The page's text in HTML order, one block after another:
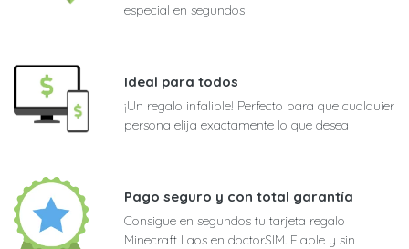
especial en segundos
Ideal para todos
¡Un regalo infalible! Perfecto para que cualquier
persona elija exactamente lo que desea
Pago seguro y con total garantía
Consigue en segundos tu tarjeta regalo
Minecraft Laos en doctorSIM. Fiable y sin